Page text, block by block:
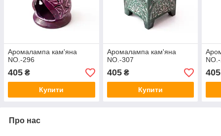
Аромалампа кам'яна
NO.-296
405 ₴
Купити
Аромалампа кам'яна
NO.-307
405₴
Купити
405
Про нас